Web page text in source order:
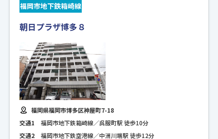
福岡市地下鉄箱崎線
朝日プラザ博多８
福岡県福岡市博多区神屋町7-18
交通1
福岡市地下鉄箱崎線／呉服町駅 徒歩10分
交通2
福岡市地下鉄空港線／中洲川端駅 徒歩12分